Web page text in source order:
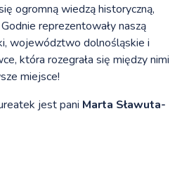
ogromną wiedzą historyczną,
reprezentowały naszą
województwo dolnośląskie i
która rozegrała się między nimi
miejsce!
jest pani Marta Sławuta-